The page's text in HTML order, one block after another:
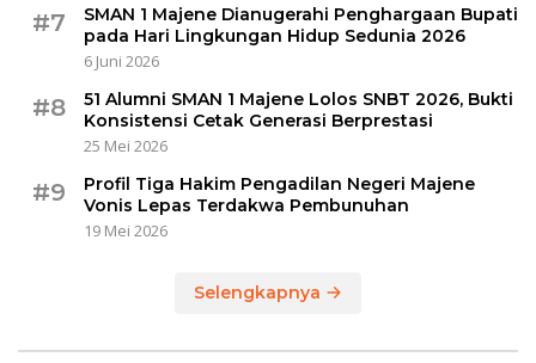
#7
SMAN 1 Majene Dianugerahi Penghargaan Bupati
pada Hari Lingkungan Hidup Sedunia 2026
6 Juni 2026
#8
51 Alumni SMAN 1 Majene Lolos SNBT 2026, Bukti
Konsistensi Cetak Generasi Berprestasi
25 Mei 2026
#9
Profil Tiga Hakim Pengadilan Negeri Majene
Vonis Lepas Terdakwa Pembunuhan
19 Mei 2026
Selengkapnya